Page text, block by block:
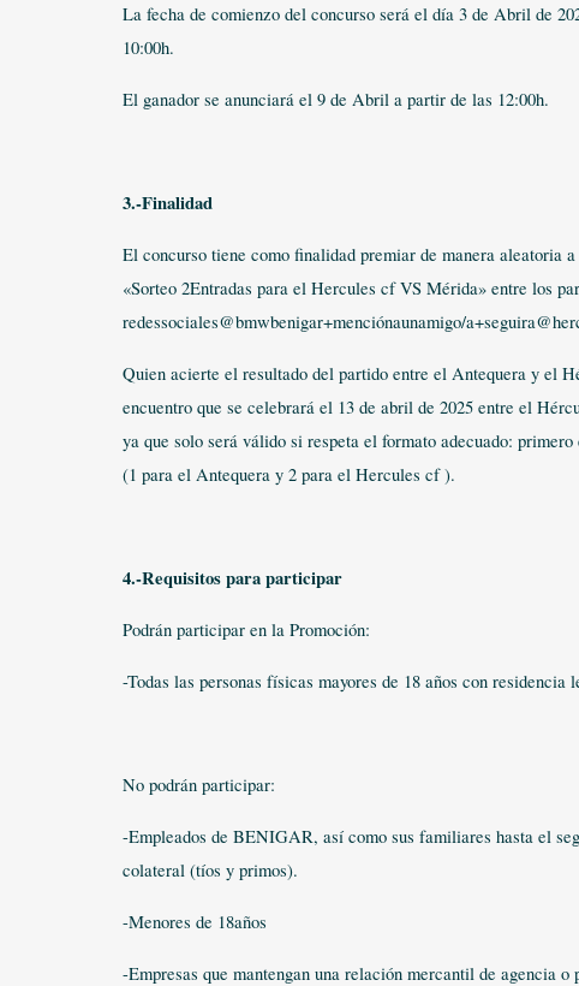
La fecha de comienzo del concurso será el día 3 de Abril de
10:00h.
El ganador se anunciará el 9 de Abril a partir de las 12:00h.
3.-Finalidad
El concurso tiene como finalidad premiar de manera aleatoria
«Sorteo 2Entradas para el Hercules cf VS Mérida» entre los
redessociales@bmwbenigar+menciónaunamigo/
Quien acierte el resultado del partido entre el Antequera y el
encuentro que se celebrará el 13 de abril de 2025 entre el
ya que solo será válido si respeta el formato adecuado:
(1 para el Antequera y 2 para el Hercules cf ).
4.-Requisitos para participar
Podrán participar en la Promoción:
-Todas las personas físicas mayores de 18 años con
No podrán participar:
-Empleados de BENIGAR, así como sus familiares hasta el
colateral (tíos y primos).
-Menores de 18años
-Empresas que mantengan una relación mercantil de agencia